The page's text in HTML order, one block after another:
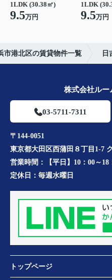
1LDK (30.38㎡)
9.5万円
1LDK
9.5万円
市港北区の賃貸物件一覧 日
株式会社ル
03-5711-7311
〒144-0051
東京都大田区西蒲田８丁目1-7
営業時間：
【平日】10：00～
定休日： 毎週水曜日
トップページ